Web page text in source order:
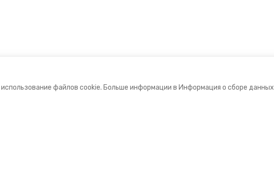
файлов cookie. Больше информации в Информация о сборе данных